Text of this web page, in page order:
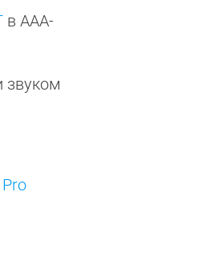
в ААА-
звуком